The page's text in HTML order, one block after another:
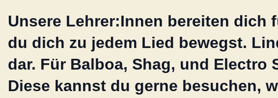
Unsere Lehrer:Innen bereiten dich
du dich zu jedem Lied bewegst.
dar. Für Balboa, Shag, und
Diese kannst du gerne besuchen,